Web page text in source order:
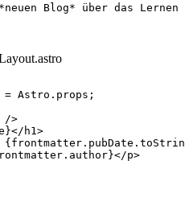
*neuen Blog* über das
Astro . props ;
/>
}</ h1 >
{frontmatter . pubDate .
. author}</p>